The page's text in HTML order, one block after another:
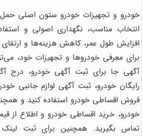
خودرو و تجهیزات خودرو ستون اصلی
انتخاب مناسب، نگهداری اصولی و
افزایش طول عمر، کاهش هزینه‌ها و
برای معرفی خودروها و تجهیزات خود،
آگهی جا برای ثبت آگهی خودرو، درج
رایگان خودرو، ثبت آگهی لوازم جانبی
فروش اقساطی خودرو استفاده کنید و
خودرو، خرید اقساطی خودرو و اطلاع از
تماس بگیرید. همچنین برای ثبت لینک